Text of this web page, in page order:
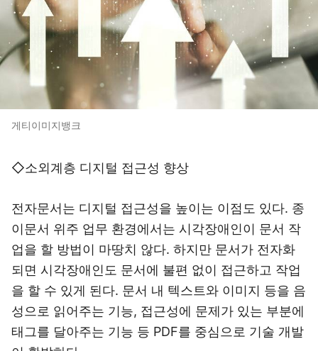
게티이미지뱅크
◇소외계층 디지털 접근성 향상
전자문서는 디지털 접근성을 높이는 이점도 있다. 종
이문서 위주 업무 환경에서는 시각장애인이 문서 작
업을 할 방법이 마땅치 않다. 하지만 문서가 전자화
되면 시각장애인도 문서에 불편 없이 접근하고 작업
을 할 수 있게 된다. 문서 내 텍스트와 이미지 등을 음
성으로 읽어주는 기능, 접근성에 문제가 있는 부분에
태그를 달아주는 기능 등 PDF를 중심으로 기술 개발